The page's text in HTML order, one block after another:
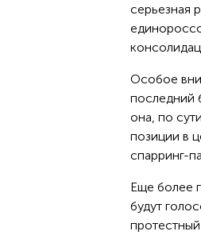
серьезная
Особое
последний
она, по
позиции в
спарринг-
Еще более
будут